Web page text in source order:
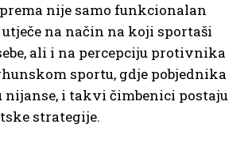
nije samo funkcionalan
na način na koji sportaši
ali i na percepciju protivnika
sportu, gdje pobjednika
nijanse, i takvi čimbenici postaju
strategije.